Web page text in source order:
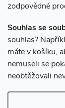
zodpovědné
Souhlas se
souhlas?
máte v košíku,
nemuseli se
neobtěžovali
Instagram